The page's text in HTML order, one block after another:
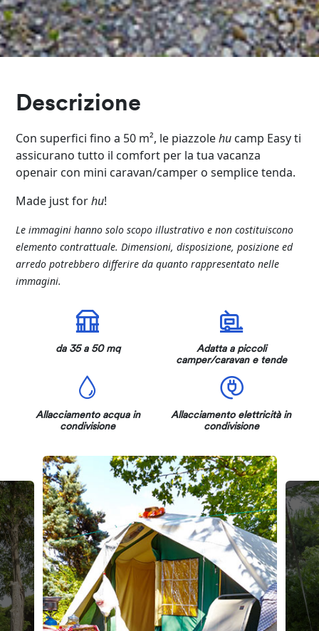
Descrizione
Con superfici fino a 50 m², le piazzolehu camp Easy ti
assicurano tutto il comfort per la tua vacanza
openair con mini caravan/camper o semplice tenda.
Made just forhu!
Le immagini hanno solo scopo illustrativo e non costituiscono
elemento contrattuale. Dimensioni, disposizione, posizione ed
arredo potrebbero differire da quanto rappresentato nelle
immagini.
da 35 a 50 mq
Adatta a piccoli
camper/caravan e tende
Allacciamento acqua in
condivisione
Allacciamento elettricità in
condivisione